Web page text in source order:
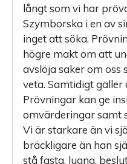
långt som vi har
Szymborska i en av
inget att söka.
högre makt om att
avslöja saker om oss
veta. Samtidigt gäller
Prövningar kan ge
omvärderingar samt
Vi är starkare än vi
bräck­ligare än han
stå fasta, lugna,